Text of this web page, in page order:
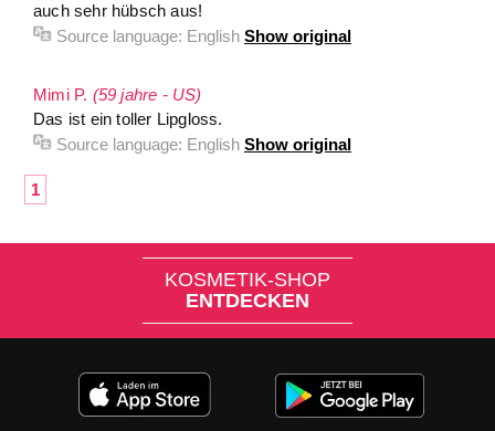
auch sehr hübsch aus!
Source language: English Show original
Mimi P. (59 jahre - US)
Das ist ein toller Lipgloss.
Source language: English Show original
1
KOSMETIK-SHOP
ENTDECKEN